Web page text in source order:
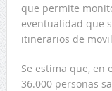
que permite
eventualidad que
itinerarios de
Se estima que, en
36.000 personas